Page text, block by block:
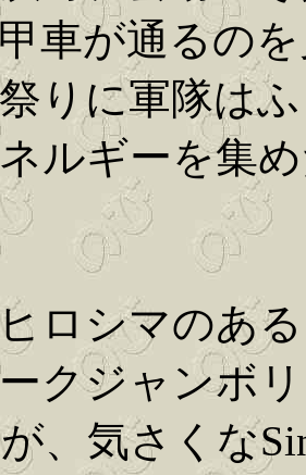
車が通るの
りに軍隊は
ルギーを集
ロシマのあ
クジャンボ
、気さくな